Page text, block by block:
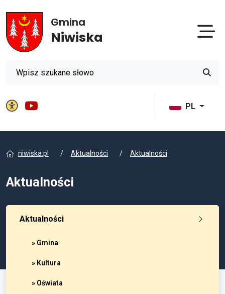
Gmina
Niwiska
PL
Panel ustawień witryny
Gmina Niwiska na YouTube
Wyszukiwarka
niwiska.pl Aktualności Aktualności
Aktualności
Aktualności
» Gmina
» Kultura
» Oświata